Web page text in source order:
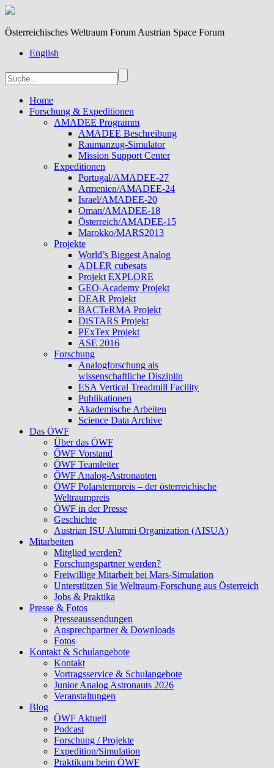
Österreichisches Weltraum Forum Austrian Space Forum
English
Home
Forschung & Expeditionen
AMADEE Programm
AMADEE Beschreibung
Raumanzug-Simulator
Mission Support Center
Expeditionen
Portugal/AMADEE-27
Armenien/AMADEE-24
Israel/AMADEE-20
Oman/AMADEE-18
Österreich/AMADEE-15
Marokko/MARS2013
Projekte
World’s Biggest Analog
ADLER cubesats
Projekt EXPLORE
GEO-Academy Projekt
DEAR Projekt
BACTeRMA Projekt
DiSTARS Projekt
PExTex Projekt
ASE 2016
Forschung
Analogforschung als
wissenschaftliche Disziplin
ESA Vertical Treadmill Facility
Publikationen
Akademische Arbeiten
Science Data Archive
Das ÖWF
Über das ÖWF
ÖWF Vorstand
ÖWF Teamleiter
ÖWF Analog-Astronauten
ÖWF Polarsternpreis – der österreichische
Weltraumpreis
ÖWF in der Presse
Geschichte
Austrian ISU Alumni Organization (AISUA)
Mitarbeiten
Mitglied werden?
Forschungspartner werden?
Freiwillige Mitarbeit bei Mars-Simulation
Unterstützen Sie Weltraum-Forschung aus Österreich
Jobs & Praktika
Presse & Fotos
Presseaussendungen
Ansprechpartner & Downloads
Fotos
Kontakt & Schulangebote
Kontakt
Vortragsservice & Schulangebote
Junior Analog Astronauts 2026
Veranstaltungen
Blog
ÖWF Aktuell
Podcast
Forschung / Projekte
Expedition/Simulation
Praktikum beim ÖWF